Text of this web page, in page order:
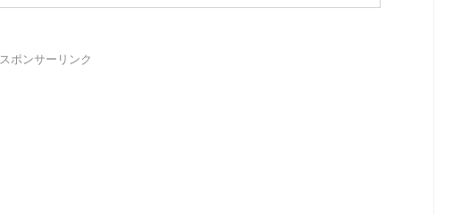
スポンサーリンク